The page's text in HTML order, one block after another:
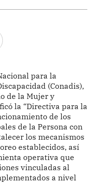
para la
(Conadis),
de la Mujer y
la “Directiva para la
de los
de la Persona con
los mecanismos
establecidos, así
operativa que
vinculadas al
a nivel